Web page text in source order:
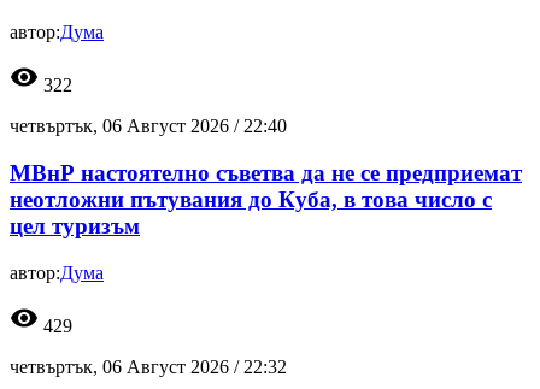
автор:Дума
visibility 322
четвъртък, 06 Август 2026 / 22:40
МВнР настоятелно съветва да не се предприемат
неотложни пътувания до Куба, в това число с
цел туризъм
автор:Дума
visibility 429
четвъртък, 06 Август 2026 / 22:32